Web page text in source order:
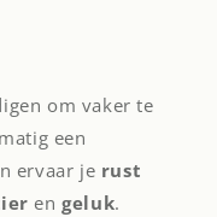
om vaker te
een
ervaar je rust
engeluk.